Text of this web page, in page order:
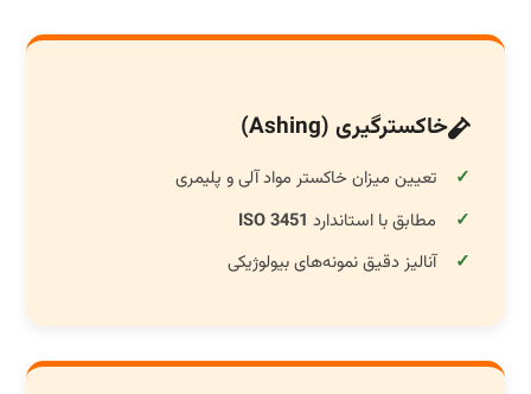
خاکسترگیری (Ashing)
تعیین میزان خاکستر مواد آلی و پلیمری
مطابق با استاندارد ISO 3451
آنالیز دقیق نمونه‌های بیولوژیکی